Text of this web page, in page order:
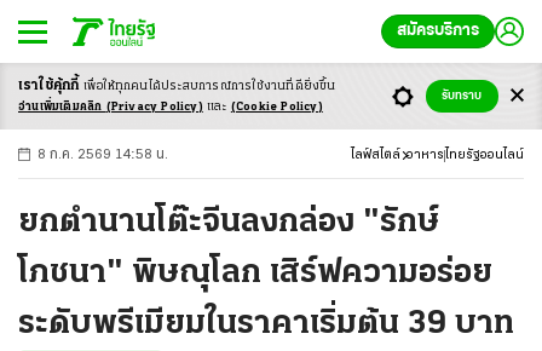
สมัครบริการ
-ก ก ก+
8 ก.ค. 2569 14:58 น. ไลฟ์สไตล์ อาหาร ไทยรัฐออนไลน์
ยกตำนานโต๊ะจีนลงกล่อง "รักษ์
โภชนา" พิษณุโลก เสิร์ฟความอร่อย
ระดับพรีเมียมในราคาเริ่มต้น 39 บาท
เราใช้คุ้กกี้ เพื่อให้ทุกคนได้ประสบการณ์การใช้งานที่ดียิ่งขึ้น
อ่านเพิ่มเติมคลิก (Privacy Policy) และ (Cookie Policy)
รับทราบ